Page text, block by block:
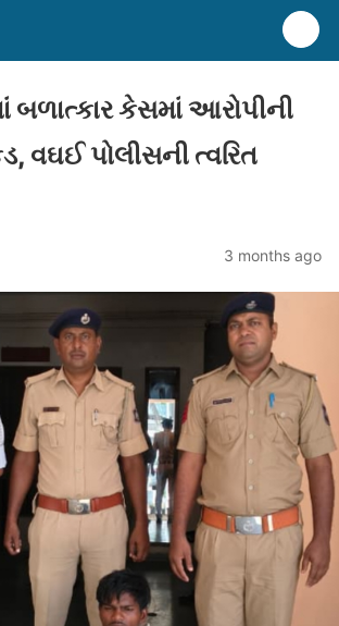
બળાત્કાર કેસમાં આરોપીની
વઘઈ પોલીસની ત્વરિત
3 months ago